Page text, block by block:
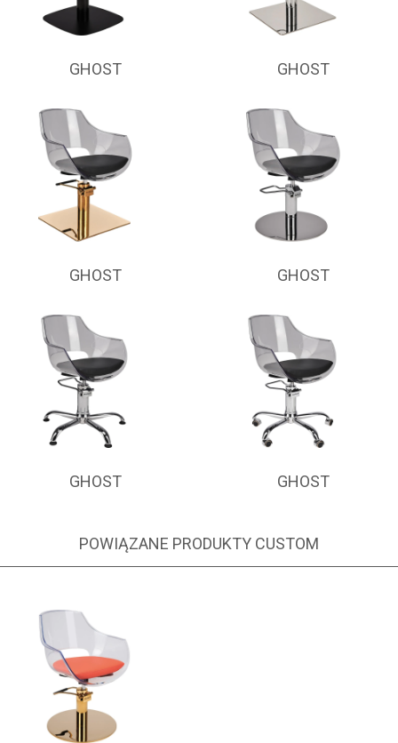
GHOST GHOST
GHOST GHOST
GHOST GHOST
POWIĄZANE PRODUKTY CUSTOM